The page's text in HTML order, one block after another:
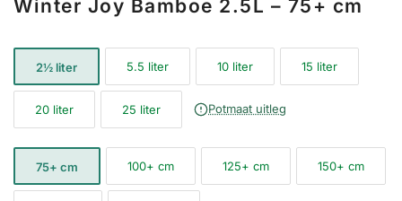
Winter Joy Bamboe 2.5L – 75+ cm
2½ liter 5.5 liter 10 liter 15 liter
20 liter 25 liter Potmaat uitleg
75+ cm 100+ cm 125+ cm 150+ cm